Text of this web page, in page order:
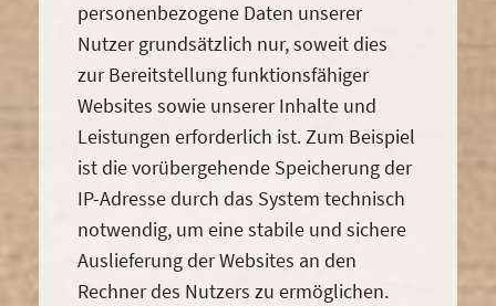
personenbezogene Daten unserer
Nutzer grundsätzlich nur, soweit dies
zur Bereitstellung funktionsfähiger
Websites sowie unserer Inhalte und
Leistungen erforderlich ist. Zum Beispiel
ist die vorübergehende Speicherung der
IP-Adresse durch das System technisch
notwendig, um eine stabile und sichere
Auslieferung der Websites an den
Rechner des Nutzers zu ermöglichen.